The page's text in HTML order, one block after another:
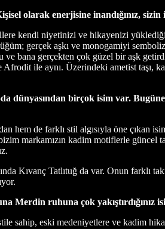
olarak enerjisine inandığınız,
kendi niyetinizi ve hikayenizi
gerçek aşkı ve monogamiyi
ve bana gerçekten çok güzel bir aşk
ile aynı. Üzerindeki ametist taşı,
dünyasından birçok isim var.
hem de farklı stil algısıyla öne
markamızın kadim motiflerle
Kıvanç Tatlıtuğ da var. Onun farklı
Merdin ruhuna çok yakıştırdığınız
sahip, eski medeniyetlere ve kadim